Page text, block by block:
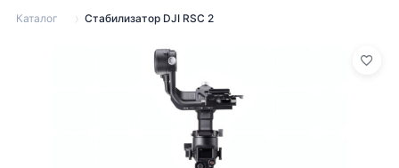
Каталог Стабилизатор DJI RSC 2